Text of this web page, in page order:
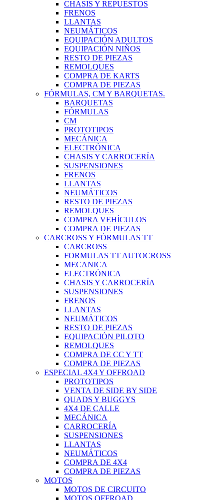
CHASIS Y REPUESTOS
FRENOS
LLANTAS
NEUMÁTICOS
EQUIPACIÓN ADULTOS
EQUIPACIÓN NIÑOS
RESTO DE PIEZAS
REMOLQUES
COMPRA DE KARTS
COMPRA DE PIEZAS
FÓRMULAS, CM Y BARQUETAS.
BARQUETAS
FÓRMULAS
CM
PROTOTIPOS
MECÁNICA
ELECTRÓNICA
CHASIS Y CARROCERÍA
SUSPENSIONES
FRENOS
LLANTAS
NEUMÁTICOS
RESTO DE PIEZAS
REMOLQUES
COMPRA VEHÍCULOS
COMPRA DE PIEZAS
CARCROSS Y FÓRMULAS TT
CARCROSS
FORMULAS TT AUTOCROSS
MECANICA
ELECTRÓNICA
CHASIS Y CARROCERÍA
SUSPENSIONES
FRENOS
LLANTAS
NEUMÁTICOS
RESTO DE PIEZAS
EQUIPACIÓN PILOTO
REMOLQUES
COMPRA DE CC Y TT
COMPRA DE PIEZAS
ESPECIAL 4X4 Y OFFROAD
PROTOTIPOS
VENTA DE SIDE BY SIDE
QUADS Y BUGGYS
4X4 DE CALLE
MECÁNICA
CARROCERÍA
SUSPENSIONES
LLANTAS
NEUMÁTICOS
COMPRA DE 4X4
COMPRA DE PIEZAS
MOTOS
MOTOS DE CIRCUITO
MOTOS OFFROAD